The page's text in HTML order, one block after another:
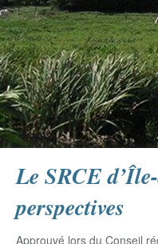
Le SRCE
perspectives
Approuvé lors du Conseil